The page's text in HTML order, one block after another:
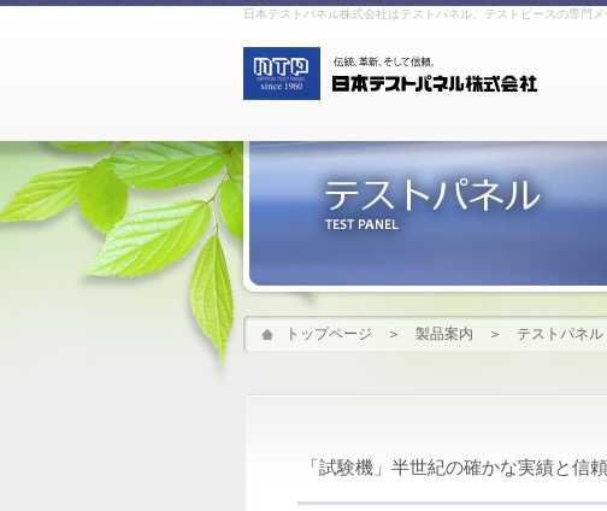
日本テストパネル株式会社はテストパネル、テストピースの専門メ
トップページ ＞ 製品案内 ＞ テストパネル
「試験機」半世紀の確かな実績と信